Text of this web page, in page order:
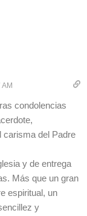
condolencias
carisma del Padre
y de entrega
Más que un gran
espiritual, un
y